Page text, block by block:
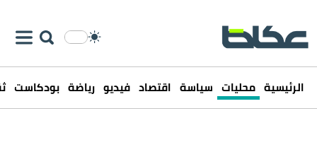
الرئيسية محليات سياسة اقتصاد فيديو رياضة بودكاست